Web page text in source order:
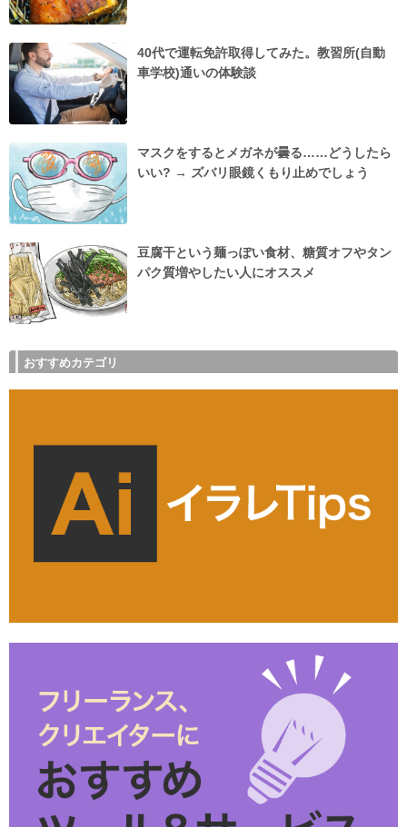
40代で運転免許取得してみた。教習所(自動
車学校)通いの体験談
マスクをするとメガネが曇る……どうしたら
いい? → ズバリ眼鏡くもり止めでしょう
豆腐干という麺っぽい食材、糖質オフやタン
パク質増やしたい人にオススメ
おすすめカテゴリ